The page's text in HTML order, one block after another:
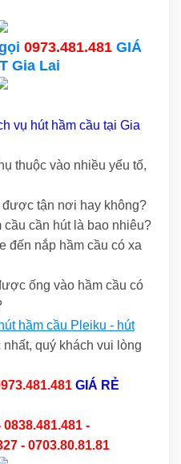
0973.481.481 GIÁ
Gia Lai
vụ hút hầm cầu tại Gia
thuộc vào nhiều yếu tố,
tận nơi hay không?
cần hút là bao nhiêu?
đến nắp hầm cầu có xa
ống vào hầm cầu có
hút hầm cầu Pleiku - hút
nhất, quý khách vui lòng
GIÁ RẺ
0838.481.481 -
- 0703.80.81.81